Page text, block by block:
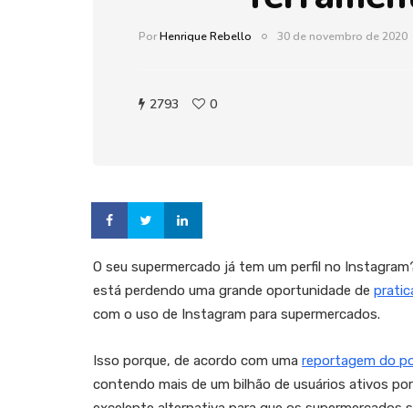
PorHenrique Rebello 30 de novembro de 2020
2793 0
O seu supermercado já tem um perfil no
está perdendo uma grande oportunidade de
com o uso de Instagram para supermercados.
Isso porque, de acordo com uma reportagem do
contendo mais de um bilhão de usuários ativos